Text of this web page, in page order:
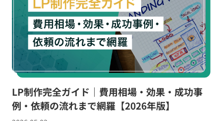
LP制作完全ガイド｜費用相場・効果・成功事
例・依頼の流れまで網羅【2026年版】